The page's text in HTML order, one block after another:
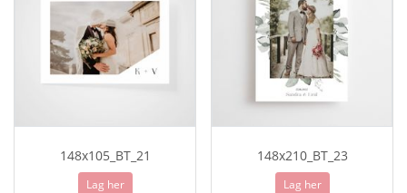
148x105_BT_21
Lag her
148x210_BT_23
Lag her